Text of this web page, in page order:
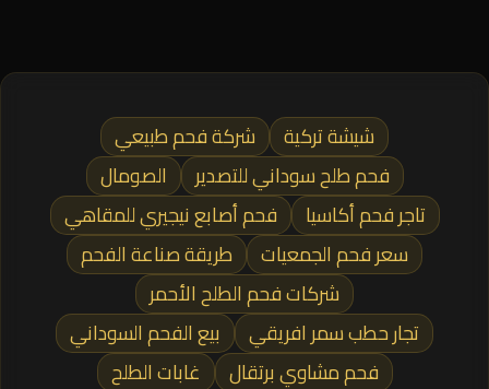
شيشة تركية
شركة فحم طبيعي
فحم طلح سوداني للتصدير
الصومال
تاجر فحم أكاسيا
فحم أصابع نيجيري للمقاهي
سعر فحم الجمعيات
طريقة صناعة الفحم
شركات فحم الطلح الأحمر
تجار حطب سمر افريقي
بيع الفحم السوداني
فحم مشاوي برتقال
غابات الطلح